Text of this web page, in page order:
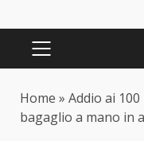
PRIMARY
Home » Addio ai
bagaglio a mano in